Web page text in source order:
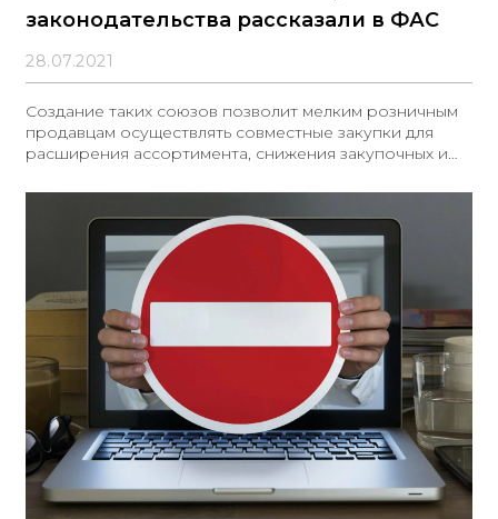
законодательства рассказали в ФАС
28.07.2021
Создание таких союзов позволит мелким розничным
продавцам осуществлять совместные закупки для
расширения ассортимента, снижения закупочных и